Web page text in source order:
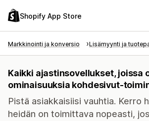
Shopify App Store
Markkinointi ja konversio Lisämyynti ja
Kaikki ajastinsovellukset, joissa
ominaisuuksia kohdesivut-
Pistä asiakkaisiisi vauhtia. Kerro
heidän on toimittava nopeasti,